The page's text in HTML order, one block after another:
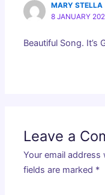
MARY STELLA
8 JANUARY
Beautiful Song. It’s
Leave a
Your email
fields are marked *